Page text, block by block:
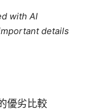
with AI
details
優劣比較